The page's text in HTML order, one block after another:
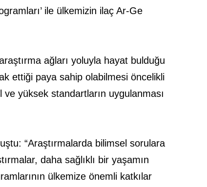
ile ülkemizin ilaç Ar-Ge
ağları yoluyla hayat bulduğu
ettiği paya sahip olabilmesi öncelikli
ve yüksek standartların uygulanması
“Araştırmalarda bilimsel sorulara
daha sağlıklı bir yaşamın
ülkemize önemli katkılar